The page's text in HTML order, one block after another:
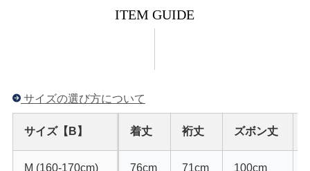
ITEM GUIDE
サイズの選び方について
サイズ【B】 着丈 裄丈 ズボン丈
M (160-170cm) 76cm 71cm 100cm